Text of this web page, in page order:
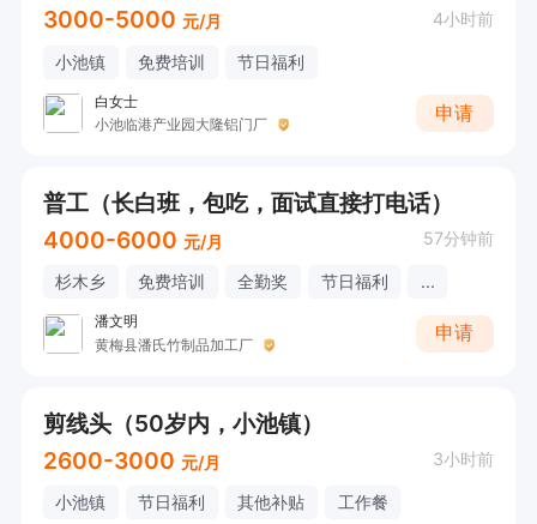
3000-5000 元/月 4小时前
小池镇 免费培训 节日福利
白女士
小池临港产业园大隆铝门厂
申请
普工（长白班，包吃，面试直接打电话）
4000-6000 元/月 57分钟前
杉木乡 免费培训 全勤奖 节日福利 ...
潘文明
黄梅县潘氏竹制品加工厂
申请
剪线头（50岁内，小池镇）
2600-3000 元/月 3小时前
小池镇 节日福利 其他补贴 工作餐